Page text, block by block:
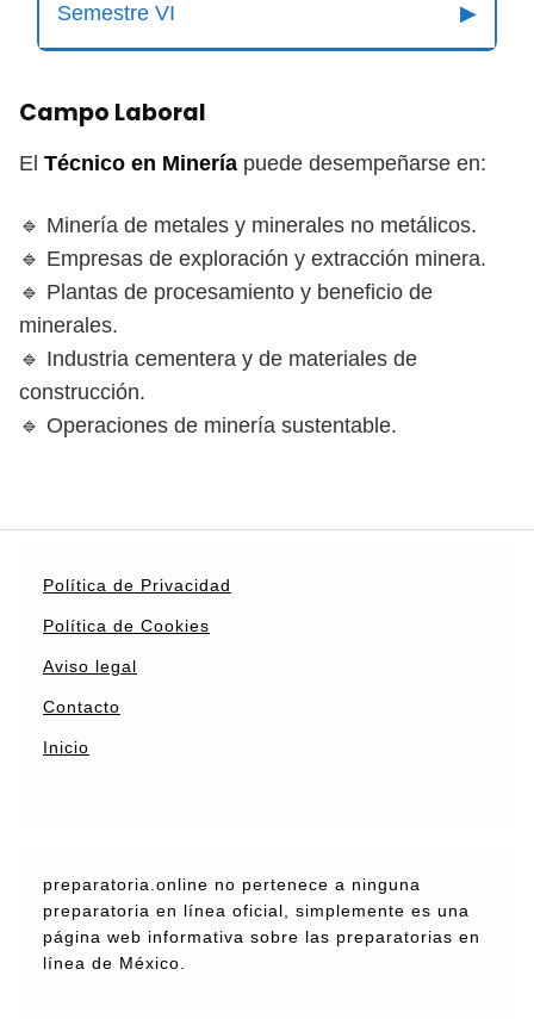
Semestre VI ▶
Campo Laboral
El Técnico en Minería puede desempeñarse en:
🔹 Minería de metales y minerales no metálicos.
🔹 Empresas de exploración y extracción minera.
🔹 Plantas de procesamiento y beneficio de
minerales.
🔹 Industria cementera y de materiales de
construcción.
🔹 Operaciones de minería sustentable.
Política de Privacidad
Política de Cookies
Aviso legal
Contacto
Inicio
preparatoria.online no pertenece a ninguna
preparatoria en línea oficial, simplemente es una
página web informativa sobre las preparatorias en
línea de México.